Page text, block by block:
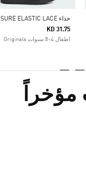
KD 31.75
اطفال 4-8 سنوات Originals
مؤخراً